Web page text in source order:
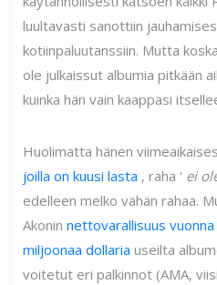
luultavasti sanottiin
kotiinpaluutanssiin. Mutta
ole julkaissut albumia pitkään
kuinka hän vain kaappasi
Huolimatta hänen
joilla on kuusi lasta , raha ' ei
edelleen melko vähän rahaa.
Akonin nettovarallisuus
miljoonaa dollaria useilta
voitetut eri palkinnot (AMA,